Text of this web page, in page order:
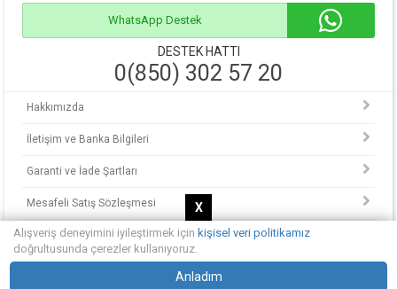
WhatsApp Destek
DESTEK HATTI
0(850) 302 57 20
Hakkımızda
İletişim ve Banka Bilgileri
Garanti ve İade Şartları
Mesafeli Satış Sözleşmesi
KVKK Politikası
© Copyright 2013 - 2025.
Yerevdekor - Hayalinizdeki evi tasarlayın.
Alışveriş deneyimini iyileştirmek için kişisel veri politikamız
doğrultusunda çerezler kullanıyoruz.
Anladım
X